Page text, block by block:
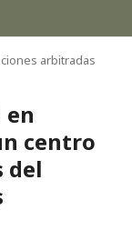
arbitradas
en
centro
del